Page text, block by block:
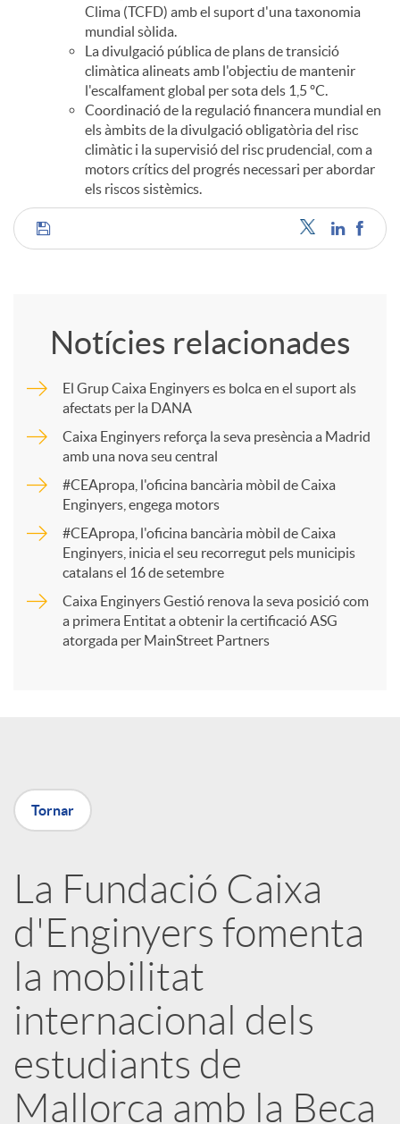
Clima (TCFD) amb el suport d'una taxonomia
mundial sòlida.
La divulgació pública de plans de transició
climàtica alineats amb l'objectiu de mantenir
l'escalfament global per sota dels 1,5 ºC.
Coordinació de la regulació financera mundial en
els àmbits de la divulgació obligatòria del risc
climàtic i la supervisió del risc prudencial, com a
motors crítics del progrés necessari per abordar
els riscos sistèmics.
C
m
p
a
r
t
X
a
r
x
e
s
Notícies relacionades
El Grup Caixa Enginyers es bolca en el suport als
afectats per la DANA
Caixa Enginyers reforça la seva presència a Madrid
amb una nova seu central
#CEApropa, l'oficina bancària mòbil de Caixa
Enginyers, engega motors
#CEApropa, l'oficina bancària mòbil de Caixa
Enginyers, inicia el seu recorregut pels municipis
catalans el 16 de setembre
Caixa Enginyers Gestió renova la seva posició com
a primera Entitat a obtenir la certificació ASG
atorgada per MainStreet Partners
Tornar
La Fundació Caixa
d'Enginyers fomenta
la mobilitat
internacional dels
estudiants de
Mallorca amb la Beca